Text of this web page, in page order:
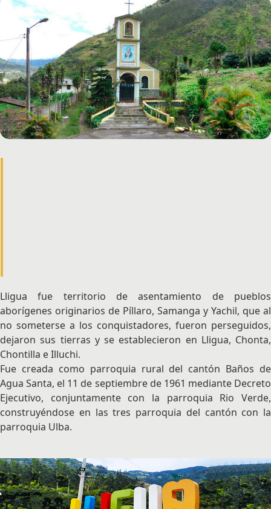
Lligua fue territorio de asentamiento de pueblos
aborígenes originarios de Píllaro, Samanga y Yachil, que al
no someterse a los conquistadores, fueron perseguidos,
dejaron sus tierras y se establecieron en Lligua, Chonta,
Chontilla e Illuchi.
Fue creada como parroquia rural del cantón Baños de
Agua Santa, el 11 de septiembre de 1961 mediante Decreto
Ejecutivo, conjuntamente con la parroquia Rio Verde,
construyéndose en las tres parroquia del cantón con la
parroquia Ulba.